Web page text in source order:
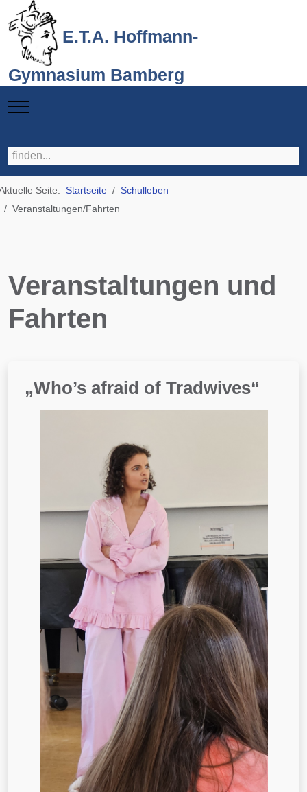
E.T.A. Hoffmann-
Gymnasium Bamberg
Mobile Menu Toggle
Seite: Startseite
Schulleben
Veranstaltungen/Fahrten
Veranstaltungen und
Fahrten
„Who’s afraid of Tradwives“